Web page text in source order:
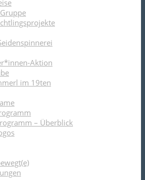
Aktion
im 19ten
– Überblick